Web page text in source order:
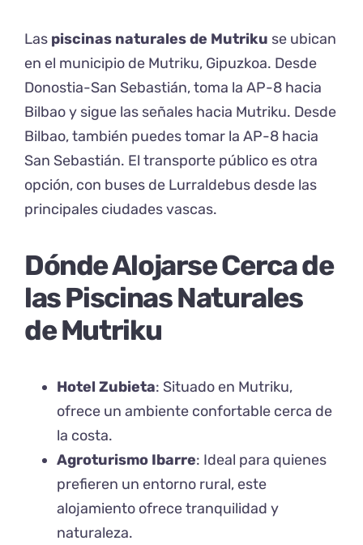
Las piscinas naturales de Mutriku se ubican
en el municipio de Mutriku, Gipuzkoa. Desde
Donostia-San Sebastián, toma la AP-8 hacia
Bilbao y sigue las señales hacia Mutriku. Desde
Bilbao, también puedes tomar la AP-8 hacia
San Sebastián. El transporte público es otra
opción, con buses de Lurraldebus desde las
principales ciudades vascas.
Dónde Alojarse Cerca de
las Piscinas Naturales
de Mutriku
Hotel Zubieta: Situado en Mutriku,
ofrece un ambiente confortable cerca de
la costa.
Agroturismo Ibarre: Ideal para quienes
prefieren un entorno rural, este
alojamiento ofrece tranquilidad y
naturaleza.